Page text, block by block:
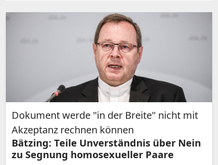
Dokument werde "in der Breite" nicht mit
Akzeptanz rechnen können
Bätzing: Teile Unverständnis über Nein
zu Segnung homosexueller Paare